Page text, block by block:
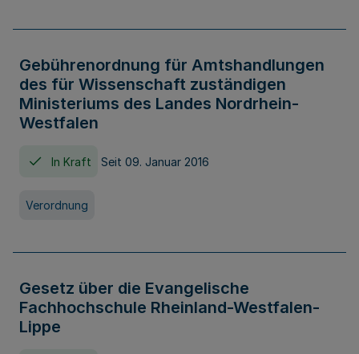
Gebührenordnung für Amtshandlungen
des für Wissenschaft zuständigen
Ministeriums des Landes Nordrhein-
Westfalen
In Kraft Seit 09. Januar 2016
Verordnung
Gesetz über die Evangelische
Fachhochschule Rheinland-Westfalen-
Lippe